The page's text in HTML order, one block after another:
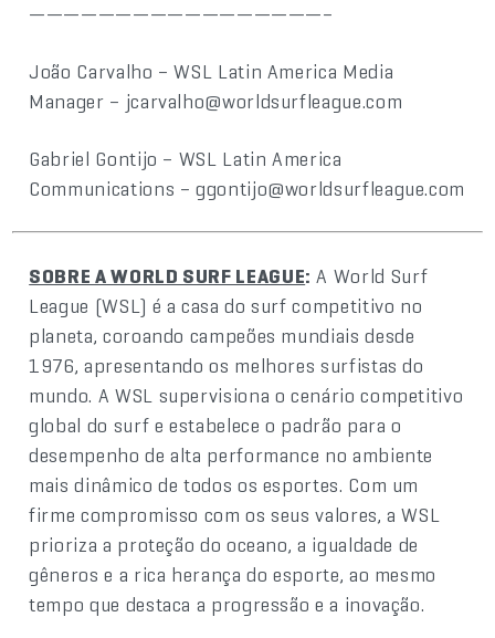
—————————————————–
João Carvalho – WSL Latin America Media
Manager – jcarvalho@worldsurfleague.com
Gabriel Gontijo – WSL Latin America
Communications – ggontijo@worldsurfleague.com
SOBRE A WORLD SURF LEAGUE: A World Surf
League (WSL) é a casa do surf competitivo no
planeta, coroando campeões mundiais desde
1976, apresentando os melhores surfistas do
mundo. A WSL supervisiona o cenário competitivo
global do surf e estabelece o padrão para o
desempenho de alta performance no ambiente
mais dinâmico de todos os esportes. Com um
firme compromisso com os seus valores, a WSL
prioriza a proteção do oceano, a igualdade de
gêneros e a rica herança do esporte, ao mesmo
tempo que destaca a progressão e a inovação.